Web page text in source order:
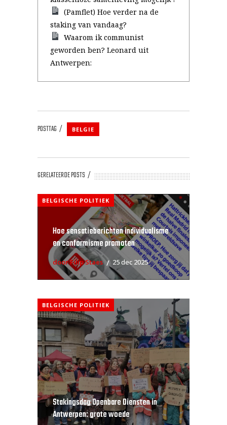
(Pamflet) Hoe verder na de
staking van vandaag?
Waarom ik communist
geworden ben? Leonard uit
Antwerpen:
POSTTAG BELGIE
GERELATEERDE POSTS
BELGISCHE POLITIEK
Hoe sensatieberichten individualisme
en conformisme promoten
door Filip Staes 25 dec 2025
BELGISCHE POLITIEK
Stakingsdag Openbare Diensten in
Antwerpen: grote woede